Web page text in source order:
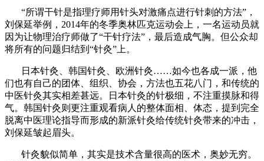
“所谓干针是指理疗师用针头对激痛点进行针刺的方法”，
刘保延举例，2014年的冬季奥林匹克运动会上，一名运动员就
因为让物理治疗师做了“干针疗法”，最后造成气胸。但公众却
将所有的问题归结到“针灸”上。
日本针灸、韩国针灸、欧洲针灸……如今也各成一派，他
们也有自己的团体、组织、协会，方法也五花八门，和传统的
中医针灸其实相差甚远。日本针灸的针极细，不注重摸脉和得
气。韩国针灸则更注重观看病人的整体面相、体态，提到完全
脱离中医理论指导而形成的新派针灸给传统针灸带来的冲击，
刘保延皱起眉头。
针灸貌似简单，其实是技术含量很高的医术，奥妙无穷。